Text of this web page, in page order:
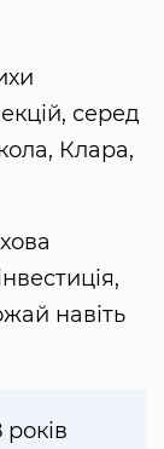
серед
Клара,
навіть